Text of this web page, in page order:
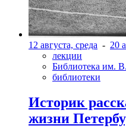
12 августа, среда - 20
лекции
Библиотека им.
библиотеки
Историк
жизни